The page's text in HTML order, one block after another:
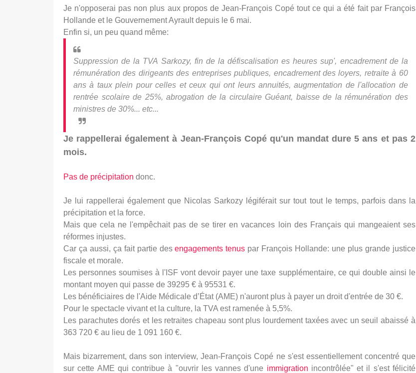
Je n'opposerai pas non plus aux propos de Jean-François Copé tout ce qui a été fait par François
Hollande et le Gouvernement Ayrault depuis le 6 mai.
Enfin si, un peu quand même:
Suppression de la TVA Sarkozy, fin de la défiscalisation es heures sup', encadrement de la
rémunération des dirigeants des entreprises publiques, encadrement des loyers, retraite à 60
ans à taux plein pour celles et ceux qui ont leurs annuités, augmentation de l'allocation de
rentrée scolaire de 25%, abrogation de la circulaire Guéant, baisse de la rémunération des
ministres de 30%... etc...
Je rappellerai également à Jean-François Copé qu'un mandat dure 5 ans et pas 2
mois.
Pas de précipitation donc.
Je lui rappellerai également que Nicolas Sarkozy légiférait sur tout tout le temps, parfois dans la
précipitation et la force.
Mais que cela ne l'empêchait pas de se tirer en vacances loin des Français qui mangeaient ses
réformes injustes.
Car ça aussi, ça fait partie desengagements tenus par François Hollande: une plus grande justice
fiscale et morale.
Les personnes soumises à l'ISF vont devoir payer une taxe supplémentaire, ce qui double ainsi le
montant moyen qui passe de 39295 € à 95531 €.
Les bénéficiaires de l'Aide Médicale d’État (AME) n'auront plus à payer un droit d'entrée de 30 €.
Pour le spectacle vivant et la culture, la TVA est ramenée à 5,5%.
Les parachutes dorés et les retraites chapeau sont plus lourdement taxées avec un seuil abaissé à
363 720 € au lieu de 1 091 160 €.
Mais bizarrement, dans son interview, Jean-François Copé ne s'est essentiellement concentré que
sur cette AME qui contribue à "ouvrir les vannes d'une immigration incontrôlée" et il s'est félicité